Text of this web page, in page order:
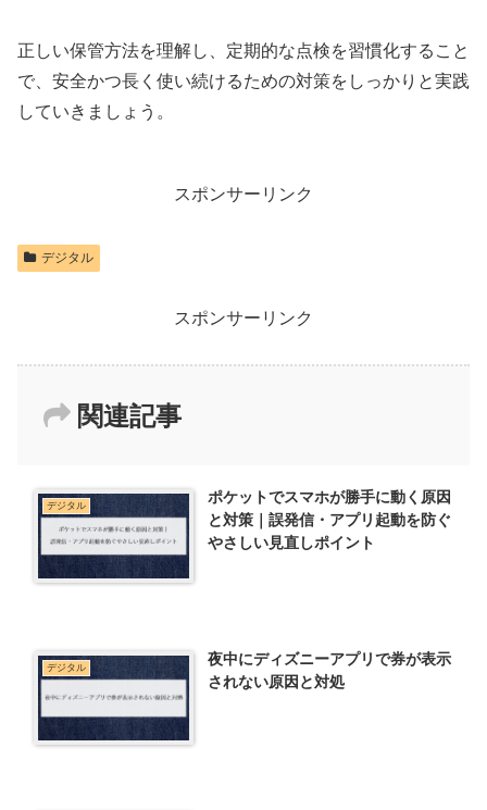
正しい保管方法を理解し、定期的な点検を習慣化すること
で、安全かつ長く使い続けるための対策をしっかりと実践
していきましょう。
スポンサーリンク
デジタル
スポンサーリンク
関連記事
デジタル
ポケットでスマホが勝手に動く原因
と対策｜誤発信・アプリ起動を防ぐ
やさしい見直しポイント
デジタル
夜中にディズニーアプリで券が表示
されない原因と対処